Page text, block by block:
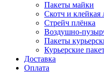
Пакеты майки
Скотч и клейкая
Стрейч плёнка
Воздушно-
Пакеты
Курьерские
Доставка
Оплата